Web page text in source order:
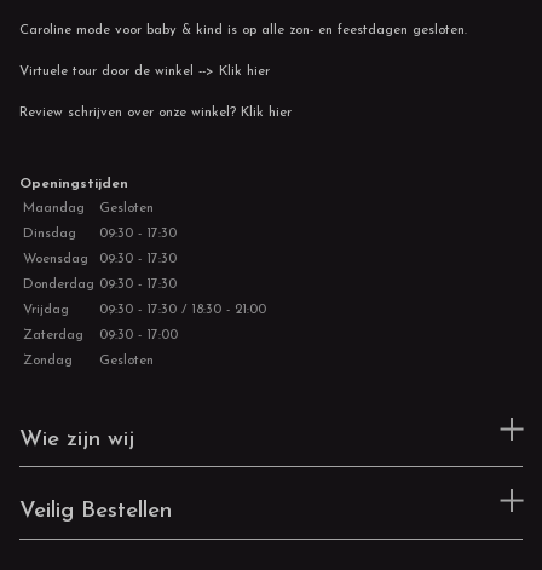
Caroline mode voor baby & kind is op alle zon- en feestdagen gesloten.
Virtuele tour door de winkel --> Klik hier
Review schrijven over onze winkel? Klik hier
Openingstijden
Maandag
Gesloten
Dinsdag
09:30 - 17:30
Woensdag
09:30 - 17:30
Donderdag 09:30 - 17:30
Vrijdag
09:30 - 17:30 / 18:30 - 21:00
Zaterdag
09:30 - 17:00
Zondag
Gesloten
Wie zijn wij
Veilig Bestellen